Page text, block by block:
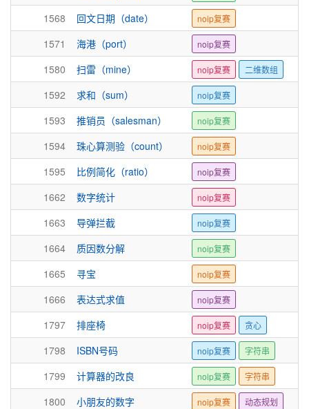
1568 回文日期（date） noip复赛
1571 海港（port） noip复赛
1580 扫雷（mine） noip复赛 二维数组
1592 求和（sum） noip复赛
1593 推销员（salesman） noip复赛
1594 珠心算测验（count） noip复赛
1595 比例简化（ratio） noip复赛
1662 数字统计 noip复赛
1663 导弹拦截 noip复赛
1664 质因数分解 noip复赛
1665 寻宝 noip复赛
1666 表达式求值 noip复赛
1797 排座椅 noip复赛 贪心
1798 ISBN号码 noip复赛 字符串
1799 计算器的改良 noip复赛 字符串
1800 小朋友的数字 noip复赛 动态规划